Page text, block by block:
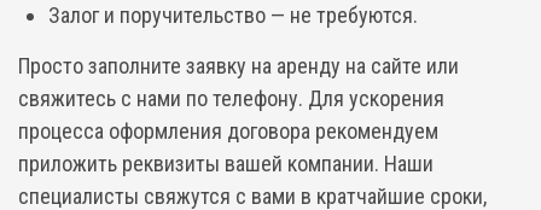
Залог и поручительство — не требуются.
Просто заполните заявку на аренду на сайте или
свяжитесь с нами по телефону. Для ускорения
процесса оформления договора рекомендуем
приложить реквизиты вашей компании. Наши
специалисты свяжутся с вами в кратчайшие сроки,